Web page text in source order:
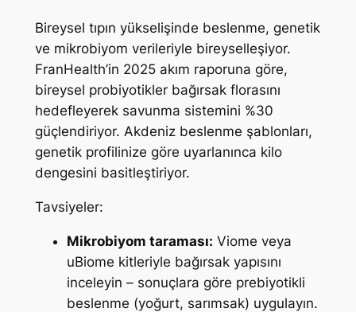
Bireysel tıpın yükselişinde beslenme, genetik
ve mikrobiyom verileriyle bireyselleşiyor.
FranHealth’in 2025 akım raporuna göre,
bireysel probiyotikler bağırsak florasını
hedefleyerek savunma sistemini %30
güçlendiriyor. Akdeniz beslenme şablonları,
genetik profilinize göre uyarlanınca kilo
dengesini basitleştiriyor.
Tavsiyeler:
Mikrobiyom taraması: Viome veya
uBiome kitleriyle bağırsak yapısını
inceleyin – sonuçlara göre prebiyotikli
beslenme (yoğurt, sarımsak) uygulayın.